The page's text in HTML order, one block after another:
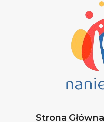
Strona Główna